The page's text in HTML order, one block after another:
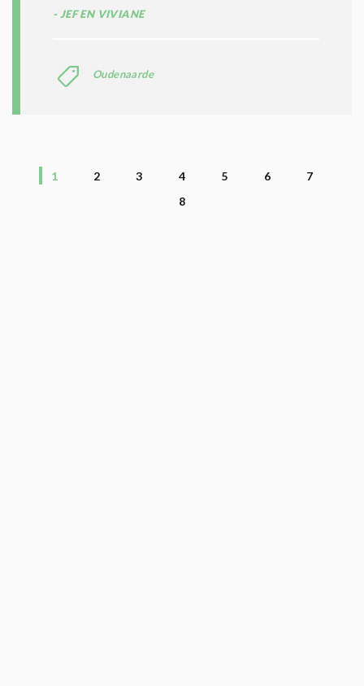
JEF EN VIVIANE
Oudenaarde
1 2 3 4 5 6
7
8